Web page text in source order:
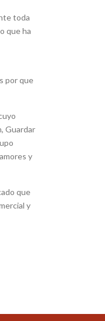
toda
que ha
por que
Guardar
y
que
y